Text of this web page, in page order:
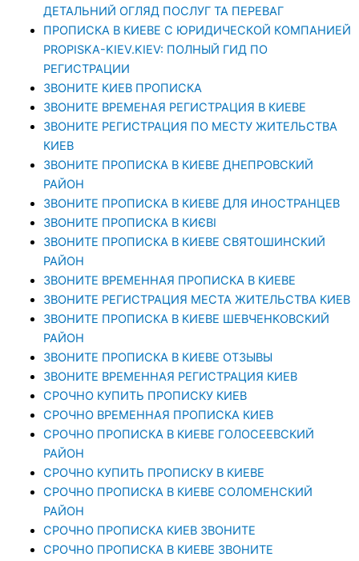
ДЕТАЛЬНИЙ ОГЛЯД ПОСЛУГ ТА ПЕРЕВАГ
ПРОПИСКА В КИЕВЕ С ЮРИДИЧЕСКОЙ КОМПАНИЕЙ
PROPISKA-KIEV.KIEV: ПОЛНЫЙ ГИД ПО
РЕГИСТРАЦИИ
ЗВОНИТЕ КИЕВ ПРОПИСКА
ЗВОНИТЕ ВРЕМЕНАЯ РЕГИСТРАЦИЯ В КИЕВЕ
ЗВОНИТЕ РЕГИСТРАЦИЯ ПО МЕСТУ ЖИТЕЛЬСТВА
КИЕВ
ЗВОНИТЕ ПРОПИСКА В КИЕВЕ ДНЕПРОВСКИЙ
РАЙОН
ЗВОНИТЕ ПРОПИСКА В КИЕВЕ ДЛЯ ИНОСТРАНЦЕВ
ЗВОНИТЕ ПРОПИСКА В КИЄВІ
ЗВОНИТЕ ПРОПИСКА В КИЕВЕ СВЯТОШИНСКИЙ
РАЙОН
ЗВОНИТЕ ВРЕМЕННАЯ ПРОПИСКА В КИЕВЕ
ЗВОНИТЕ РЕГИСТРАЦИЯ МЕСТА ЖИТЕЛЬСТВА КИЕВ
ЗВОНИТЕ ПРОПИСКА В КИЕВЕ ШЕВЧЕНКОВСКИЙ
РАЙОН
ЗВОНИТЕ ПРОПИСКА В КИЕВЕ ОТЗЫВЫ
ЗВОНИТЕ ВРЕМЕННАЯ РЕГИСТРАЦИЯ КИЕВ
СРОЧНО КУПИТЬ ПРОПИСКУ КИЕВ
СРОЧНО ВРЕМЕННАЯ ПРОПИСКА КИЕВ
СРОЧНО ПРОПИСКА В КИЕВЕ ГОЛОСЕЕВСКИЙ
РАЙОН
СРОЧНО КУПИТЬ ПРОПИСКУ В КИЕВЕ
CРОЧНО ПРОПИСКА В КИЕВЕ СОЛОМЕНСКИЙ
РАЙОН
СРОЧНО ПРОПИСКА КИЕВ ЗВОНИТЕ
СРОЧНО ПРОПИСКА В КИЕВЕ ЗВОНИТЕ